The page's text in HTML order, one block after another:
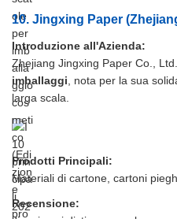
10. Jingxing Paper
Introduzione all'Azienda:
Zhejiang Jingxing Paper Co.,
imballaggi , nota per la sua
larga scala.
Prodotti Principali:
Materiali di cartone, cartoni
Recensione: